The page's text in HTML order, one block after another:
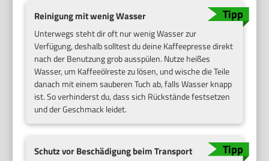
Reinigung mit wenig Wasser
Unterwegs steht dir oft nur wenig Wasser zur
Verfügung, deshalb solltest du deine Kaffeepresse direkt
nach der Benutzung grob ausspülen. Nutze heißes
Wasser, um Kaffeeölreste zu lösen, und wische die Teile
danach mit einem sauberen Tuch ab, falls Wasser knapp
ist. So verhinderst du, dass sich Rückstände festsetzen
und der Geschmack leidet.
Schutz vor Beschädigung beim Transport